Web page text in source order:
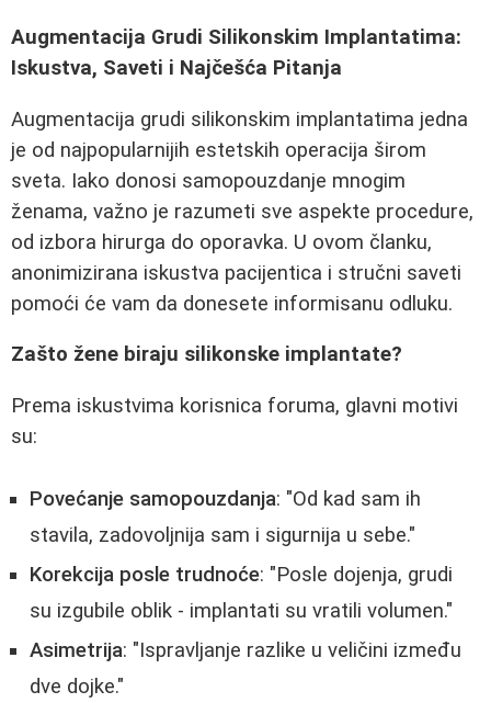
Augmentacija Grudi Silikonskim Implantatima:
Iskustva, Saveti i Najčešća Pitanja
Augmentacija grudi silikonskim implantatima jedna
je od najpopularnijih estetskih operacija širom
sveta. Iako donosi samopouzdanje mnogim
ženama, važno je razumeti sve aspekte procedure,
od izbora hirurga do oporavka. U ovom članku,
anonimizirana iskustva pacijentica i stručni saveti
pomoći će vam da donesete informisanu odluku.
Zašto žene biraju silikonske implantate?
Prema iskustvima korisnica foruma, glavni motivi
su:
Povećanje samopouzdanja: "Od kad sam ih
stavila, zadovoljnija sam i sigurnija u sebe."
Korekcija posle trudnoće: "Posle dojenja, grudi
su izgubile oblik - implantati su vratili volumen."
Asimetrija: "Ispravljanje razlike u veličini između
dve dojke."